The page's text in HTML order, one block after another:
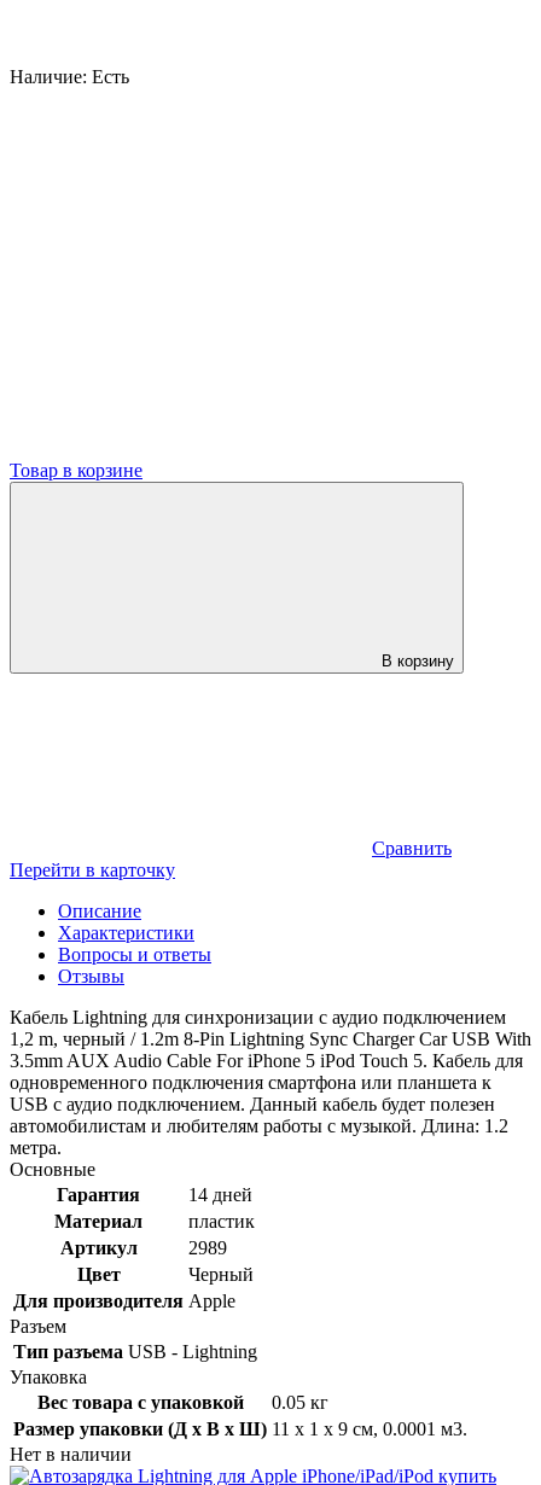
Наличие: Есть
Товар в корзине
В корзину
Сравнить
Перейти в карточку
Описание
Характеристики
Вопросы и ответы
Отзывы
Кабель Lightning для синхронизации с аудио подключением
1,2 m, черный / 1.2m 8-Pin Lightning Sync Charger Car USB With
3.5mm AUX Audio Cable For iPhone 5 iPod Touch 5. Кабель для
одновременного подключения смартфона или планшета к
USB с аудио подключением. Данный кабель будет полезен
автомобилистам и любителям работы с музыкой. Длина: 1.2
метра.
Основные
Гарантия
14 дней
Материал
пластик
Артикул
2989
Цвет
Черный
Для производителя Apple
Разъем
Тип разъема USB - Lightning
Упаковка
Вес товара с упаковкой
0.05 кг
Размер упаковки (Д x В x Ш) 11 x 1 x 9 см, 0.0001 м3.
Нет в наличии